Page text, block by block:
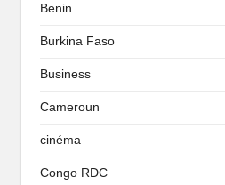
Benin
Burkina Faso
Business
Cameroun
cinéma
Congo RDC